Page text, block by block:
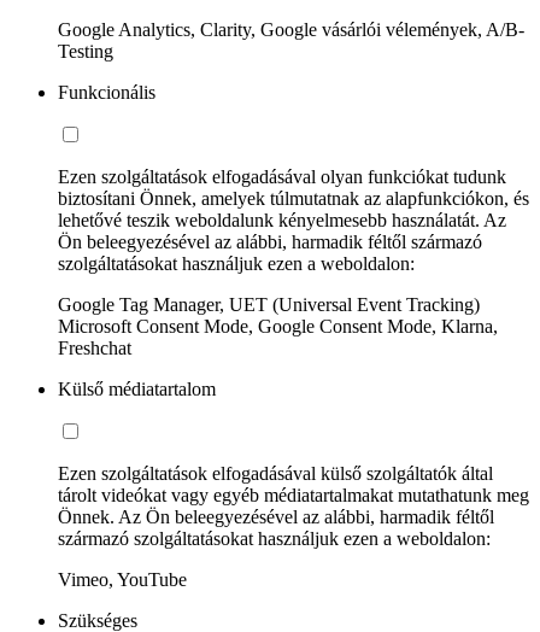
Google Analytics, Clarity, Google vásárlói vélemények, A/B-
Testing
Funkcionális
Ezen szolgáltatások elfogadásával olyan funkciókat tudunk
biztosítani Önnek, amelyek túlmutatnak az alapfunkciókon, és
lehetővé teszik weboldalunk kényelmesebb használatát. Az
Ön beleegyezésével az alábbi, harmadik féltől származó
szolgáltatásokat használjuk ezen a weboldalon:
Google Tag Manager, UET (Universal Event Tracking)
Microsoft Consent Mode, Google Consent Mode, Klarna,
Freshchat
Külső médiatartalom
Ezen szolgáltatások elfogadásával külső szolgáltatók által
tárolt videókat vagy egyéb médiatartalmakat mutathatunk meg
Önnek. Az Ön beleegyezésével az alábbi, harmadik féltől
származó szolgáltatásokat használjuk ezen a weboldalon:
Vimeo, YouTube
Szükséges